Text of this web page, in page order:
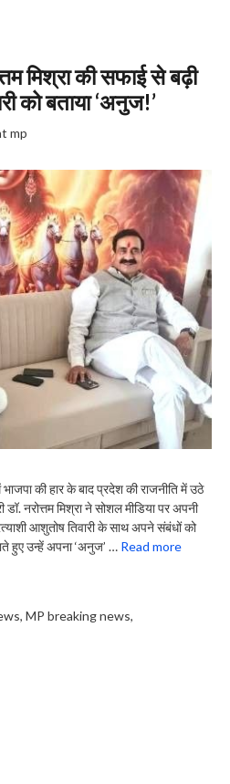
मिश्रा की सफाई से बढ़ी
को बताया ‘अनुज!’
mp
की हार के बाद प्रदेश की राजनीति में उठे
नरोत्तम मिश्रा ने सोशल मीडिया पर अपनी
आशुतोष तिवारी के साथ अपने संबंधों को
हुए उन्हें अपना ‘अनुज’ … Read more
,MP breaking news,